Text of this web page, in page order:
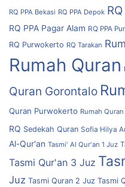
RQ PPA Bekasi RQ PPA Depok
RQ PPA Pagar Alam RQ PPA
RQ Purwokerto RQ Tarakan
Rumah Quran
Quran Gorontalo
Quran Purwokerto Rumah Quran
RQ Sedekah Quran Sofia Hilya
Al-Qur'an Tasmi' Al Qur'an 1 Juz
Tasmi Qur'an 3 Juz
Juz Tasmi Quran 2 Juz Tasmi